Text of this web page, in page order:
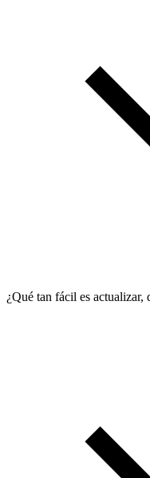
¿Qué tan fácil es actualizar,